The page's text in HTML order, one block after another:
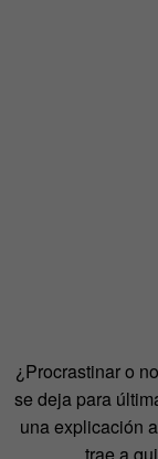
¿Procrastinar o
se deja para
una explicación